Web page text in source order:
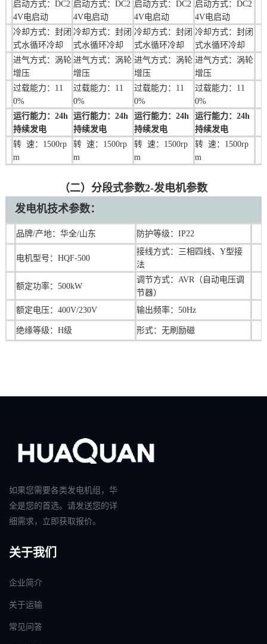
启动方式：DC2
4V电启动
启动方式：DC2
4V电启动
启动方式：DC2
4V电启动
启动方式：DC2
4V电启动
冷却方式：封闭
式水循环冷却
冷却方式：封闭
式水循环冷却
冷却方式：封闭
式水循环冷却
冷却方式：封闭
式水循环冷却
进气方式：涡轮
增压
进气方式：涡轮
增压
进气方式：涡轮
增压
进气方式：涡轮
增压
过载能力：11
0%
过载能力：11
0%
过载能力：11
0%
过载能力：11
0%
运行能力：24h
持续发电
运行能力：24h
持续发电
运行能力：24h
持续发电
运行能力：24h
持续发电
转 速：1500rp
m
转 速：1500rp
m
转 速：1500rp
m
转 速：1500rp
m
（二）分段式参数2-发电机参数
发电机技术参数：
品牌/产地：华全/山东 防护等级：IP22
电机型号：HQF-500
接线方式：三相四线、Y型接
法
额定功率：500kW
调节方式：AVR（自动电压调
节器）
额定电压：400V/230V
输出频率：50Hz
绝缘等级：H级 形式：无刷励磁
如果您需要各类发电机组，华
全是您的首选。请发送您的详
细需求，立即获取报价。
关于我们
企业简介
关于运输
常见问答